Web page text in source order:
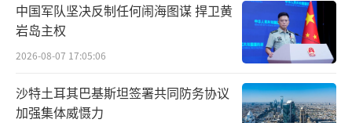
中国军队坚决反制任何闹海图谋 捍卫黄
岩岛主权
2026-08-07 17:05:06
沙特土耳其巴基斯坦签署共同防务协议
加强集体威慑力